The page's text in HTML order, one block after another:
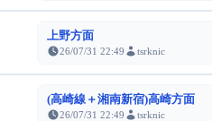
上野方面
26/07/31 22:49 tsrknic
(高崎線＋湘南新宿)高崎方面
26/07/31 22:49 tsrknic